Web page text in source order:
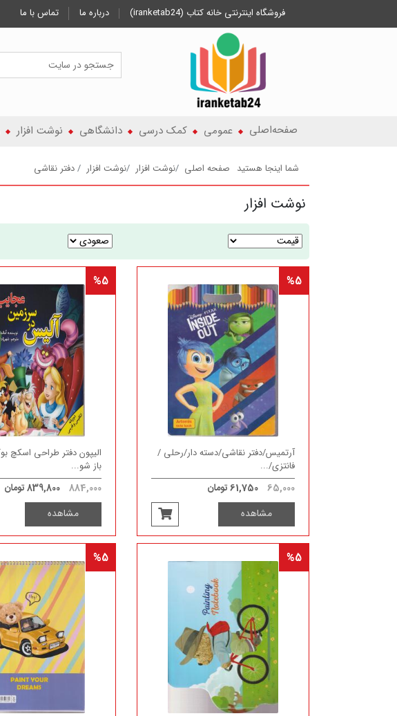
فروشگاه اینترنتی خانه کتاب (iranketab24) درباره ما تماس با ما
صفحه‌اصلی عمومی کمک درسی دانشگاهی نوشت افزار
شما اینجا هستید صفحه اصلی نوشت افزار نوشت افزار دفتر نقاشی
نوشت افزار
%5
آرتمیس/دفتر نقاشی/دسته دار/رحلی /
فانتزی/...
65,000 61,750 تومان
مشاهده
%5
باز شو...
884,000 839,800 تومان
مشاهده
%5
%5